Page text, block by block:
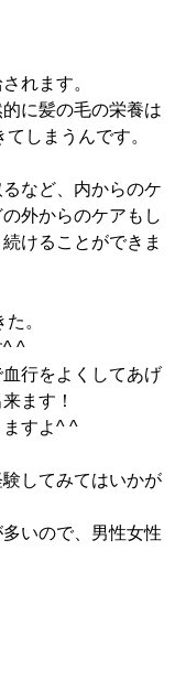
れます。
に髪の毛の栄養は
しまうんです。
など、内からのケ
外からのケアもし
けることができま
。
^ ^
行をよくしてあげ
ます！
すよ^ ^
してみてはいかが
いので、男性女性